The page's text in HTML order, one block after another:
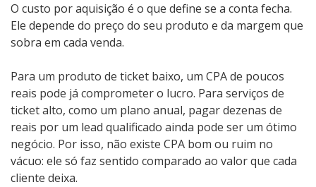
O custo por aquisição é o que define se a conta fecha.
Ele depende do preço do seu produto e da margem que
sobra em cada venda.
Para um produto de ticket baixo, um CPA de poucos
reais pode já comprometer o lucro. Para serviços de
ticket alto, como um plano anual, pagar dezenas de
reais por um lead qualificado ainda pode ser um ótimo
negócio. Por isso, não existe CPA bom ou ruim no
vácuo: ele só faz sentido comparado ao valor que cada
cliente deixa.